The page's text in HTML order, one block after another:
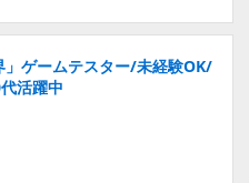
」ゲームテスター/未経験OK/
活躍中